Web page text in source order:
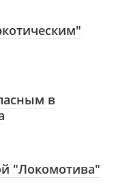
в
"Локомотива"